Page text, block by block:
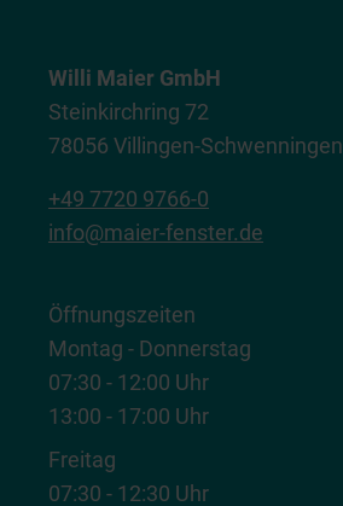
Willi Maier GmbH
Steinkirchring 72
78056 Villingen-Schwenningen
+49 7720 9766-0
info@maier-fenster.de
Öffnungszeiten
Montag - Donnerstag
07:30 - 12:00 Uhr
13:00 - 17:00 Uhr
Freitag
07:30 - 12:30 Uhr